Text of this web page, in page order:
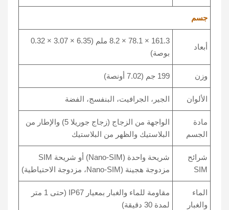
جسم
أبعاد
161.3 × 78.1 × 8.2 ملم (6.35 × 3.07 × 0.32
بوصة)
وزن 199 جم (7.02 أونصة)
الألوان الجير، الجرافيت، البنفسج، الفضة
مادة
الجسم
الواجهة من الزجاج (زجاج جوريلا 5) والإطار من
البلاستيك والظهر من البلاستيك
شرائح
SIM
شريحة واحدة (Nano-SIM) أو شريحة SIM
مزدوجة هجينة (Nano-SIM، مزدوجة الاحتياطية)
الماء
والغبار
مقاومة للماء والغبار بمعيار IP67 (حتى 1 متر
لمدة 30 دقيقة)